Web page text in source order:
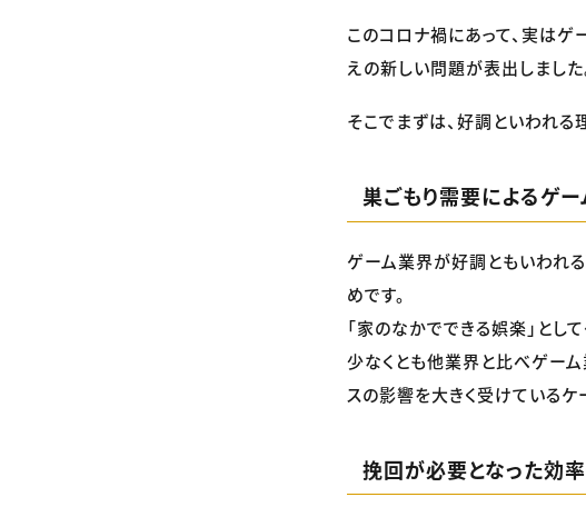
このコロナ禍にあって、実は
えの新しい問題が表出しました
そこでまずは、好調といわれる
巣ごもり需要によるゲ
ゲーム業界が好調ともいわれ
めです。
「家のなかでできる娯楽」とし
少なくとも他業界と比べゲーム
スの影響を大きく受けているケ
挽回が必要となった効